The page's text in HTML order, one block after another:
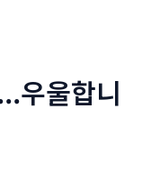
우울합니